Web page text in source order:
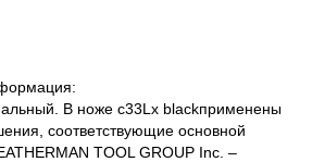
В ноже с33Lх blackприменены
соответствующие основной
TOOL GROUP Inc. –